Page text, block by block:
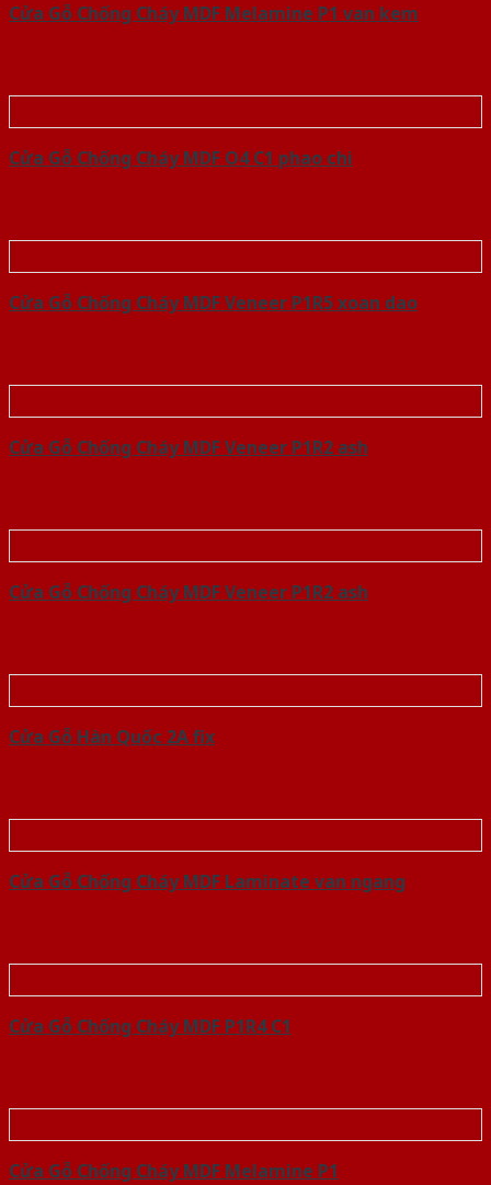
Cửa Gỗ Chống Cháy MDF Melamine P1 van kem
Cửa Gỗ Chống Cháy MDF O4 C1 phao chi
Cửa Gỗ Chống Cháy MDF Veneer P1R5 xoan dao
Cửa Gỗ Chống Cháy MDF Veneer P1R2 ash
Cửa Gỗ Chống Cháy MDF Veneer P1R2 ash
Cửa Gỗ Hàn Quốc 2A fix
Cửa Gỗ Chống Cháy MDF Laminate van ngang
Cửa Gỗ Chống Cháy MDF P1R4 C1
Cửa Gỗ Chống Cháy MDF Melamine P1